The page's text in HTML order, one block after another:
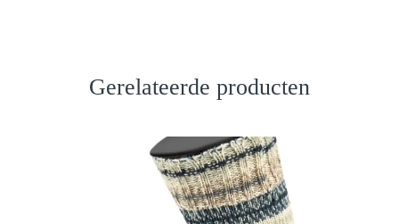
Gerelateerde producten